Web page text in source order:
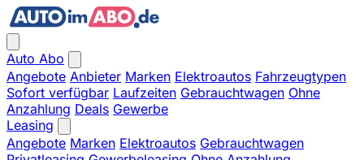
Auto Abo
Angebote Anbieter Marken Elektroautos Fahrzeugtypen
Sofort verfügbar Laufzeiten Gebrauchtwagen Ohne
Anzahlung Deals Gewerbe
Leasing
Angebote Marken Elektroautos Gebrauchtwagen